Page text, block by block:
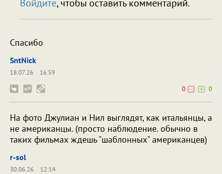
Войдите, чтобы оставить комментарий.
Спасибо
SntNick
18.07.26
16:59
0
0
На фото Джулиан и Нил выглядят, как итальянцы, а
не американцы. (просто наблюдение. обычно в
таких фильмах ждешь "шаблонных" американцев)
r-sol
30.06.26
12:14